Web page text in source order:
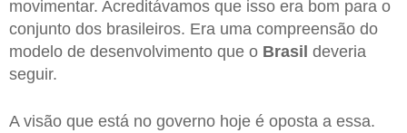
movimentar. Acreditávamos que isso era bom para o
conjunto dos brasileiros. Era uma compreensão do
modelo de desenvolvimento que o Brasil deveria
seguir.
A visão que está no governo hoje é oposta a essa.